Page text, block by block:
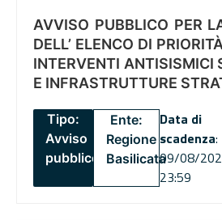
AVVISO PUBBLICO PER
DELL’ ELENCO DI
INTERVENTI ANTISISMICI
E INFRASTRUTTURE
Tipo:
Avviso
pubblico
Ente:
Regione
Basilicata
Data di
scadenza:
09/08/
23:59